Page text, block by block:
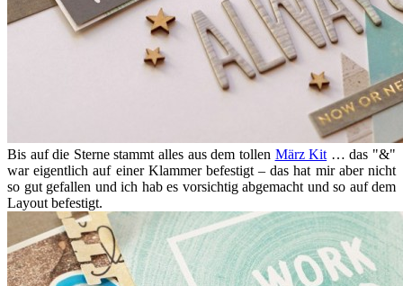
Bis auf die Sterne stammt alles aus dem tollen März Kit … das "&"
war eigentlich auf einer Klammer befestigt – das hat mir aber nicht
so gut gefallen und ich hab es vorsichtig abgemacht und so auf dem
Layout befestigt.